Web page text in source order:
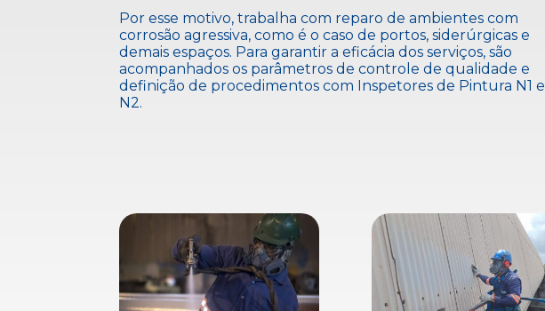
Por esse motivo, trabalha com reparo de ambientes com
corrosão agressiva, como é o caso de portos, siderúrgicas e
demais espaços. Para garantir a eficácia dos serviços, são
acompanhados os parâmetros de controle de qualidade e
definição de procedimentos com Inspetores de Pintura N1 e
N2.